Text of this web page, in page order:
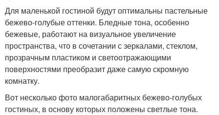
Для маленькой гостиной будут оптимальны пастельные
бежево-голубые оттенки. Бледные тона, особенно
бежевые, работают на визуальное увеличение
пространства, что в сочетании с зеркалами, стеклом,
прозрачным пластиком и светоотражающими
поверхностями преобразит даже самую скромную
комнатку.
Вот несколько фото малогабаритных бежево-голубых
гостиных, в основу которых положены светлые тона.